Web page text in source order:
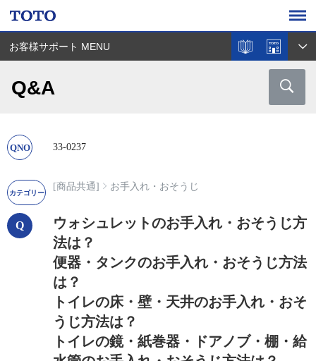
お客様サポート MENU
Q&A
33-0237
[商品共通] お手入れ・おそうじ
ウォシュレットのお手入れ・おそうじ方
法は？
便器・タンクのお手入れ・おそうじ方法
は？
トイレの床・壁・天井のお手入れ・おそ
うじ方法は？
トイレの鏡・紙巻器・ドアノブ・棚・給